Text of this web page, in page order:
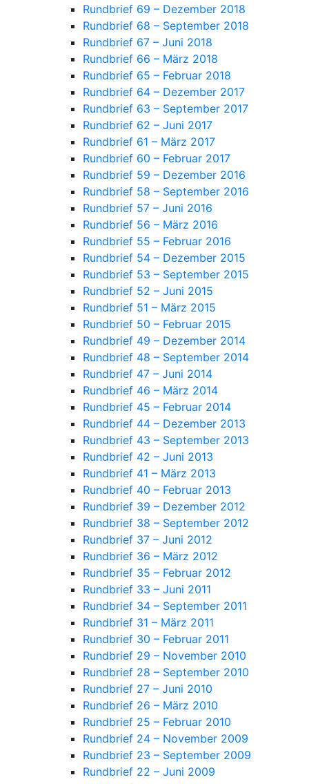
Rundbrief 69 – Dezember 2018
Rundbrief 68 – September 2018
Rundbrief 67 – Juni 2018
Rundbrief 66 – März 2018
Rundbrief 65 – Februar 2018
Rundbrief 64 – Dezember 2017
Rundbrief 63 – September 2017
Rundbrief 62 – Juni 2017
Rundbrief 61 – März 2017
Rundbrief 60 – Februar 2017
Rundbrief 59 – Dezember 2016
Rundbrief 58 – September 2016
Rundbrief 57 – Juni 2016
Rundbrief 56 – März 2016
Rundbrief 55 – Februar 2016
Rundbrief 54 – Dezember 2015
Rundbrief 53 – September 2015
Rundbrief 52 – Juni 2015
Rundbrief 51 – März 2015
Rundbrief 50 – Februar 2015
Rundbrief 49 – Dezember 2014
Rundbrief 48 – September 2014
Rundbrief 47 – Juni 2014
Rundbrief 46 – März 2014
Rundbrief 45 – Februar 2014
Rundbrief 44 – Dezember 2013
Rundbrief 43 – September 2013
Rundbrief 42 – Juni 2013
Rundbrief 41 – März 2013
Rundbrief 40 – Februar 2013
Rundbrief 39 – Dezember 2012
Rundbrief 38 – September 2012
Rundbrief 37 – Juni 2012
Rundbrief 36 – März 2012
Rundbrief 35 – Februar 2012
Rundbrief 33 – Juni 2011
Rundbrief 34 – September 2011
Rundbrief 31 – März 2011
Rundbrief 30 – Februar 2011
Rundbrief 29 – November 2010
Rundbrief 28 – September 2010
Rundbrief 27 – Juni 2010
Rundbrief 26 – März 2010
Rundbrief 25 – Februar 2010
Rundbrief 24 – November 2009
Rundbrief 23 – September 2009
Rundbrief 22 – Juni 2009